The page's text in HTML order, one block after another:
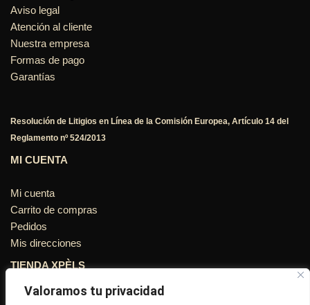
Valoramos tu privacidad
Aviso legal
Atención al cliente
Nuestra empresa
Formas de pago
Garantías
Resolución de Litigios en Línea de la Comisión Europea, Artículo 14 del
Reglamento nº 524/2013
MI CUENTA
Mi cuenta
Carrito de compras
Pedidos
Mis direcciones
TIENDA XPÈLS
Avinguda Molins de Rei Nº 3